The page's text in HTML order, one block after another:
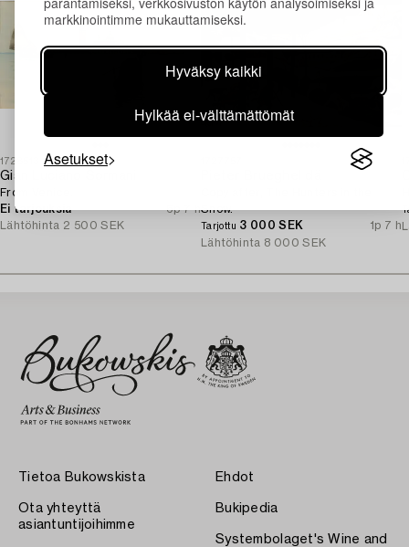
markkinointimme mukauttamiseksi.
Hyväksy kaikki
Hylkää ei-välttämättömät
Asetukset
1728513
Gian Luciano Sormani
From Venice.
Ei tarjouksia
6p 7 h
Lähtöhinta 2 500 SEK
Snow.
Tarjottu 3 000 SEK
1p 7 h
Lähtöhinta 8 000 SEK
Tietoa Bukowskista
Ota yhteyttä
asiantuntijoihimme
Ehdot
Bukipedia
Systembolaget's Wine and